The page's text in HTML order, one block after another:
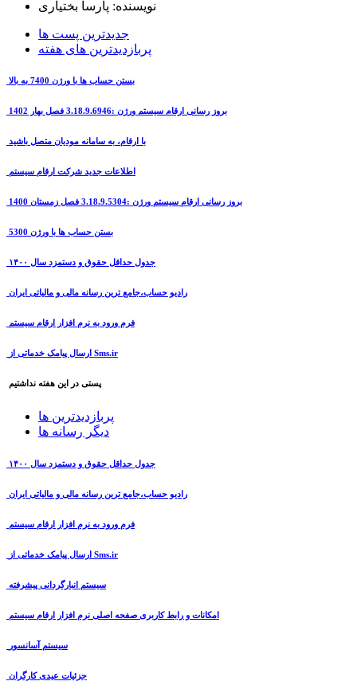
نویسنده: پارسا بختیاری
جدیدترین پست ها
پربازدیدترین های هفته
بستن حساب ها با ورژن 7400 به بالا
بروز رسانی ارقام سیستم ورژن :3.18.9.6946 فصل بهار 1402
با ارقام، به سامانه مودیان متصل باشید
اطلاعات جدید شرکت ارقام سیستم
بروز رسانی ارقام سیستم ورژن :3.18.9.5304 فصل زمستان 1400
بستن حساب ها با ورژن 5300
جدول حداقل حقوق و دستمزد سال ۱۴۰۰
رادیو حساب،جامع ترین رسانه مالی و مالیاتی ایران
فرم ورود به نرم افزار ارقام سیستم
ارسال پیامک خدماتی از Sms.ir
پستی در این هفته نداشتیم
پربازدیدترین ها
دیگر رسانه ها
جدول حداقل حقوق و دستمزد سال ۱۴۰۰
رادیو حساب،جامع ترین رسانه مالی و مالیاتی ایران
فرم ورود به نرم افزار ارقام سیستم
ارسال پیامک خدماتی از Sms.ir
سیستم انبارگردانی پیشرفته
امکانات و رابط کاربری صفحه اصلی نرم افزار ارقام سیستم
سیستم آسانسور
جزئیات عیدی کارگران